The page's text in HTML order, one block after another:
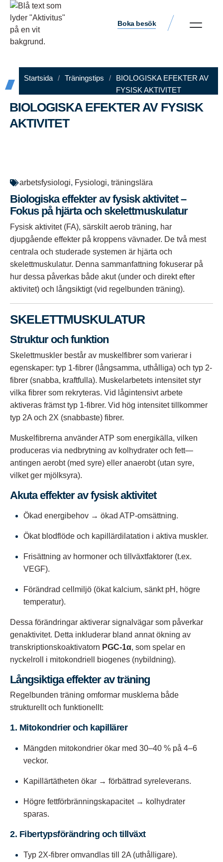
Boka besök
Startsida / Träningstips /
BIOLOGISKA EFEKTER AV
FYSISK AKTIVITET
BIOLOGISKA EFEKTER AV FYSISK
AKTIVITET
arbetsfysiologi, Fysiologi, träningslära
Biologiska effekter av fysisk aktivitet –
Fokus på hjärta och skelettmuskulatur
Fysisk aktivitet (FA), särskilt aerob träning, har
djupgående effekter på kroppens vävnader. De två mest
centrala och studerade systemen är hjärta och
skelettmuskulatur. Denna sammanfattning fokuserar på
hur dessa påverkas både akut (under och direkt efter
aktivitet) och långsiktigt (vid regelbunden träning).
SKELETTMUSKULATUR
Struktur och funktion
Skelettmuskler består av muskelfibrer som varierar i
egenskaper: typ 1-fibrer (långsamma, uthålliga) och typ 2-
fibrer (snabba, kraftfulla). Muskelarbetets intensitet styr
vilka fibrer som rekryteras. Vid lågintensivt arbete
aktiveras främst typ 1-fibrer. Vid hög intensitet tillkommer
typ 2A och 2X (snabbaste) fibrer.
Muskelfibrerna använder ATP som energikälla, vilken
produceras via nedbrytning av kolhydrater och fett—
antingen aerobt (med syre) eller anaerobt (utan syre,
vilket ger mjölksyra).
Akuta effekter av fysisk aktivitet
Ökad energibehov → ökad ATP-omsättning.
Ökat blodflöde och kapillärdilatation i aktiva muskler.
Frisättning av hormoner och tillväxtfaktorer (t.ex.
VEGF).
Förändrad cellmiljö (ökat kalcium, sänkt pH, högre
temperatur).
Dessa förändringar aktiverar signalvägar som påverkar
genaktivitet. Detta inkluderar bland annat ökning av
transkriptionskoaktivatorn PGC-1α, som spelar en
nyckelroll i mitokondriell biogenes (nybildning).
Långsiktiga effekter av träning
Regelbunden träning omformar musklerna både
strukturellt och funktionellt:
1. Mitokondrier och kapillärer
Mängden mitokondrier ökar med 30–40 % på 4–6
veckor.
Kapillärtätheten ökar → förbättrad syreleverans.
Högre fettförbränningskapacitet → kolhydrater
sparas.
2. Fibertypsförändring och tillväxt
Typ 2X-fibrer omvandlas till 2A (uthålligare).